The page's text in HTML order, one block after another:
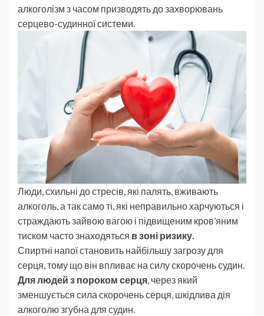
алкоголізм з часом призводять до захворювань
серцево-судинної системи.
Люди, схильні до стресів, які палять, вживають
алкоголь, а так само ті, які неправильно харчуються і
страждають зайвою вагою і підвищеним кров’яним
тиском часто знаходяться в зоні ризику.
Спиртні напої становить найбільшу загрозу для
серця, тому що він впливає на силу скорочень судин.
Для людей з пороком серця, через який
зменшується сила скорочень серця, шкідлива дія
алкоголю згубна для судин.